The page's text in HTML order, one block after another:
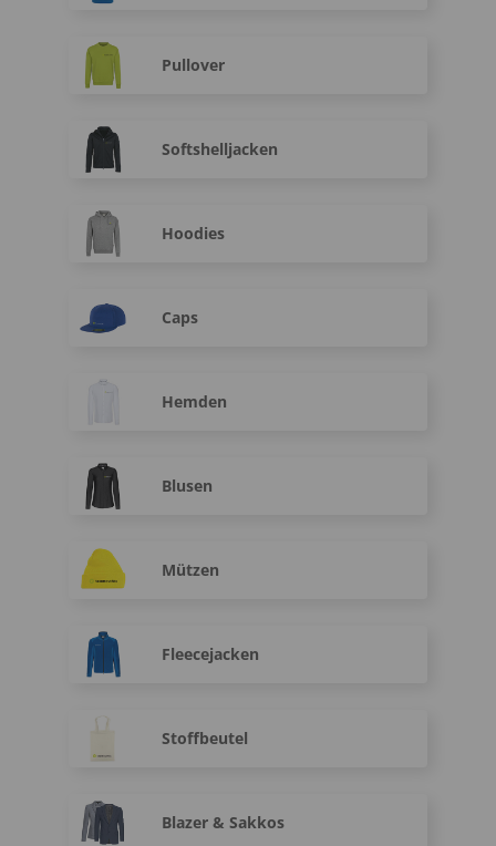
Pullover
Softshelljacken
Hoodies
Caps
Hemden
Blusen
Mützen
Fleecejacken
Stoffbeutel
Blazer & Sakkos